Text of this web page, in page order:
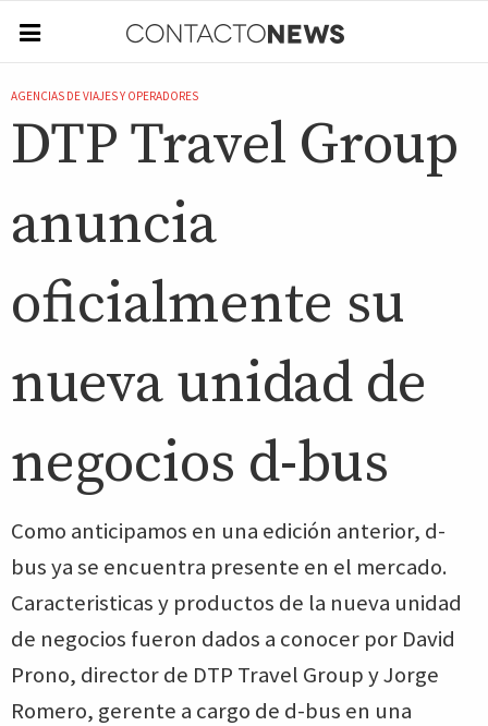
AGENCIAS DE VIAJES Y OPERADORES
DTP Travel Group
anuncia
oficialmente su
nueva unidad de
negocios d-bus
Como anticipamos en una edición anterior, d-
bus ya se encuentra presente en el mercado.
Caracteristicas y productos de la nueva unidad
de negocios fueron dados a conocer por David
Prono, director de DTP Travel Group y Jorge
Romero, gerente a cargo de d-bus en una